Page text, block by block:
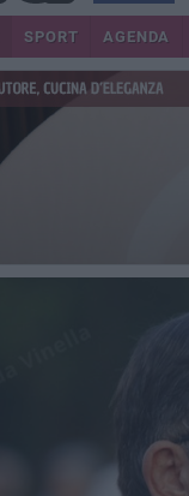
SPORT AGENDA